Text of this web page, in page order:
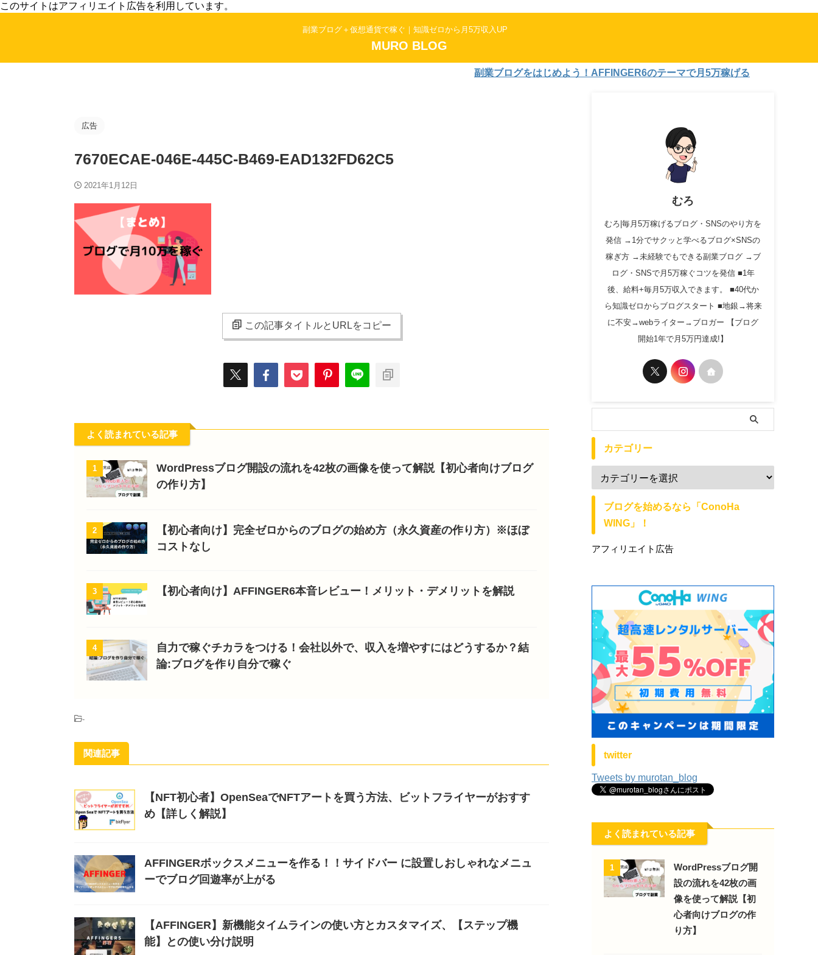
このサイトはアフィリエイト広告を利用しています。
副業ブログ＋仮想通貨で稼ぐ｜知識ゼロから月5万収入UP
MURO BLOG
副業ブログをはじめよう！AFFINGER6のテーマで月5万稼げる
広告
7670ECAE-046E-445C-B469-EAD132FD62C5
2021年1月12日
この記事タイトルとURLをコピー
よく読まれている記事
1
WordPressブログ開設の流れを42枚の画像を使って解説【初心者向けブログ
の作り方】
2
【初心者向け】完全ゼロからのブログの始め方（永久資産の作り方）※ほぼ
コストなし
3 【初心者向け】AFFINGER6本音レビュー！メリット・デメリットを解説
4
自力で稼ぐチカラをつける！会社以外で、収入を増やすにはどうするか？結
論:ブログを作り自分で稼ぐ
-
関連記事
【NFT初心者】OpenSeaでNFTアートを買う方法、ビットフライヤーがおすす
め【詳しく解説】
AFFINGERボックスメニューを作る！！サイドバー に設置しおしゃれなメニュ
ーでブログ回遊率が上がる
【AFFINGER】新機能タイムラインの使い方とカスタマイズ、【ステップ機
能】との使い分け説明
むろ
むろ|毎月5万稼げるブログ・SNSのやり方を
発信 →1分でサクッと学べるブログ×SNSの
稼ぎ方 →未経験でもできる副業ブログ →ブ
ログ・SNSで月5万稼ぐコツを発信 ■1年
後、給料+毎月5万収入できます。 ■40代か
ら知識ゼロからブログスタート ■地銀→将来
に不安→webライター→ブロガー 【ブログ
開始1年で月5万円達成!】
カテゴリー
ブログを始めるなら「ConoHa
WING」！
アフィリエイト広告
twitter
Tweets by murotan_blog
よく読まれている記事
1
WordPressブログ開
設の流れを42枚の画
像を使って解説【初
心者向けブログの作
り方】